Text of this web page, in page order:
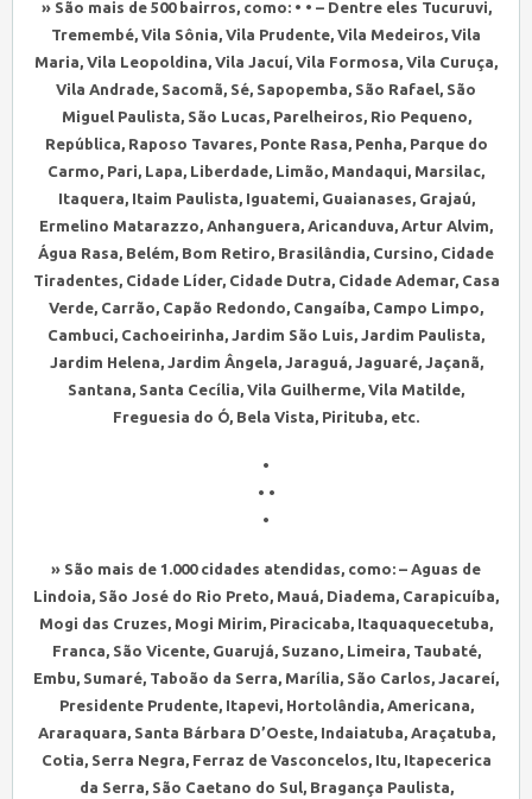
» São mais de 500 bairros, como: • • – Dentre eles Tucuruvi,
Tremembé, Vila Sônia, Vila Prudente, Vila Medeiros, Vila
Maria, Vila Leopoldina, Vila Jacuí, Vila Formosa, Vila Curuça,
Vila Andrade, Sacomã, Sé, Sapopemba, São Rafael, São
Miguel Paulista, São Lucas, Parelheiros, Rio Pequeno,
República, Raposo Tavares, Ponte Rasa, Penha, Parque do
Carmo, Pari, Lapa, Liberdade, Limão, Mandaqui, Marsilac,
Itaquera, Itaim Paulista, Iguatemi, Guaianases, Grajaú,
Ermelino Matarazzo, Anhanguera, Aricanduva, Artur Alvim,
Água Rasa, Belém, Bom Retiro, Brasilândia, Cursino, Cidade
Tiradentes, Cidade Líder, Cidade Dutra, Cidade Ademar, Casa
Verde, Carrão, Capão Redondo, Cangaíba, Campo Limpo,
Cambuci, Cachoeirinha, Jardim São Luis, Jardim Paulista,
Jardim Helena, Jardim Ângela, Jaraguá, Jaguaré, Jaçanã,
Santana, Santa Cecília, Vila Guilherme, Vila Matilde,
Freguesia do Ó, Bela Vista, Pirituba, etc.
•
• •
•
» São mais de 1.000 cidades atendidas, como: – Aguas de
Lindoia, São José do Rio Preto, Mauá, Diadema, Carapicuíba,
Mogi das Cruzes, Mogi Mirim, Piracicaba, Itaquaquecetuba,
Franca, São Vicente, Guarujá, Suzano, Limeira, Taubaté,
Embu, Sumaré, Taboão da Serra, Marília, São Carlos, Jacareí,
Presidente Prudente, Itapevi, Hortolândia, Americana,
Araraquara, Santa Bárbara D’Oeste, Indaiatuba, Araçatuba,
Cotia, Serra Negra, Ferraz de Vasconcelos, Itu, Itapecerica
da Serra, São Caetano do Sul, Bragança Paulista,